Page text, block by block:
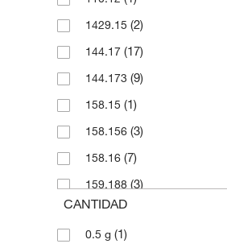
1429.15 (2)
144.17 (17)
144.173 (9)
158.15 (1)
158.156 (3)
158.16 (7)
159.188 (3)
159.19(5)
160.169
CANTIDAD
0.5 g (1)